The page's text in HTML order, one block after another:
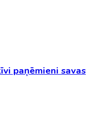
paņēmieni savas